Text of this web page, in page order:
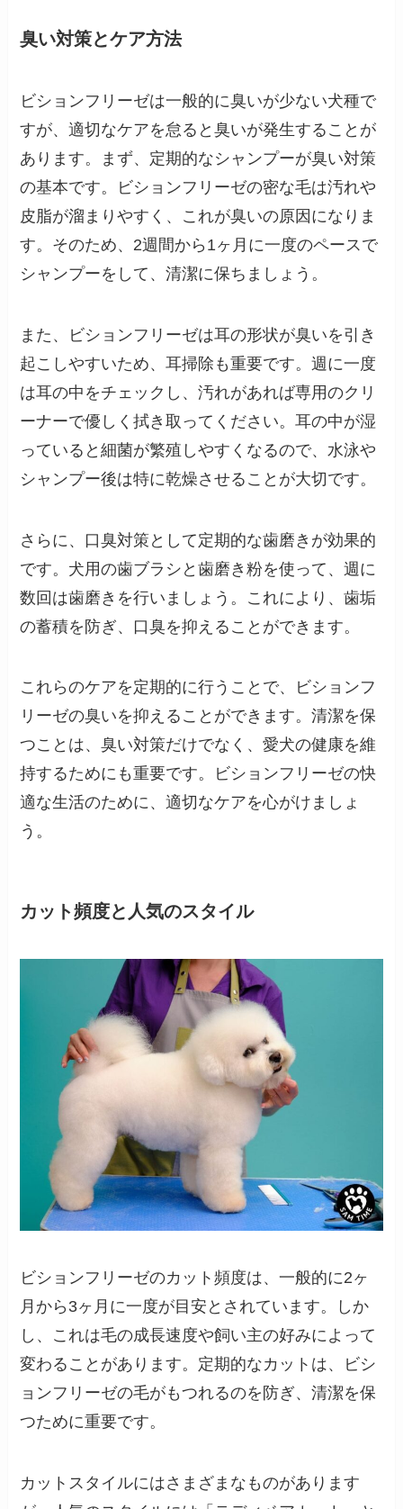
臭い対策とケア方法
ビションフリーゼは一般的に臭いが少ない犬種で
すが、適切なケアを怠ると臭いが発生することが
あります。まず、定期的なシャンプーが臭い対策
の基本です。ビションフリーゼの密な毛は汚れや
皮脂が溜まりやすく、これが臭いの原因になりま
す。そのため、2週間から1ヶ月に一度のペースで
シャンプーをして、清潔に保ちましょう。
また、ビションフリーゼは耳の形状が臭いを引き
起こしやすいため、耳掃除も重要です。週に一度
は耳の中をチェックし、汚れがあれば専用のクリ
ーナーで優しく拭き取ってください。耳の中が湿
っていると細菌が繁殖しやすくなるので、水泳や
シャンプー後は特に乾燥させることが大切です。
さらに、口臭対策として定期的な歯磨きが効果的
です。犬用の歯ブラシと歯磨き粉を使って、週に
数回は歯磨きを行いましょう。これにより、歯垢
の蓄積を防ぎ、口臭を抑えることができます。
これらのケアを定期的に行うことで、ビションフ
リーゼの臭いを抑えることができます。清潔を保
つことは、臭い対策だけでなく、愛犬の健康を維
持するためにも重要です。ビションフリーゼの快
適な生活のために、適切なケアを心がけましょ
う。
カット頻度と人気のスタイル
ビションフリーゼのカット頻度は、一般的に2ヶ
月から3ヶ月に一度が目安とされています。しか
し、これは毛の成長速度や飼い主の好みによって
変わることがあります。定期的なカットは、ビシ
ョンフリーゼの毛がもつれるのを防ぎ、清潔を保
つために重要です。
カットスタイルにはさまざまなものがあります